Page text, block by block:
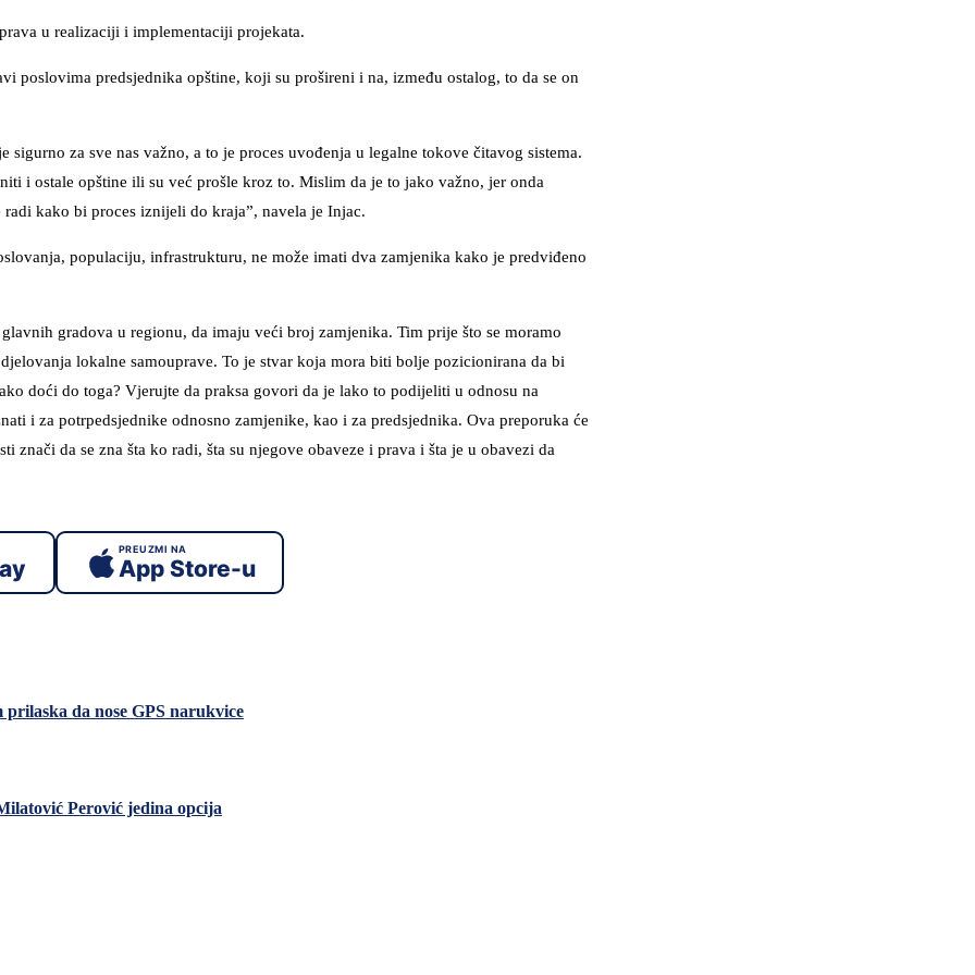
u realizaciji i implementaciji projekata.
poslovima predsjednika opštine, koji su prošireni i na, između ostalog, to da se on
za sve nas važno, a to je proces uvođenja u legalne tokove čitavog sistema.
i ostale opštine ili su već prošle kroz to. Mislim da je to jako važno, jer onda
kako bi proces iznijeli do kraja”, navela je Injac.
populaciju, infrastrukturu, ne može imati dva zamjenika kako je predviđeno
gradova u regionu, da imaju veći broj zamjenika. Tim prije što se moramo
lokalne samouprave. To je stvar koja mora biti bolje pozicionirana da bi
doći do toga? Vjerujte da praksa govori da je lako to podijeliti u odnosu na
i za potrpedsjednike odnosno zamjenike, kao i za predsjednika. Ova preporuka će
znači da se zna šta ko radi, šta su njegove obaveze i prava i šta je u obavezi da
PREUZMI NA
App Store-u
da nose GPS narukvice
Perović jedina opcija